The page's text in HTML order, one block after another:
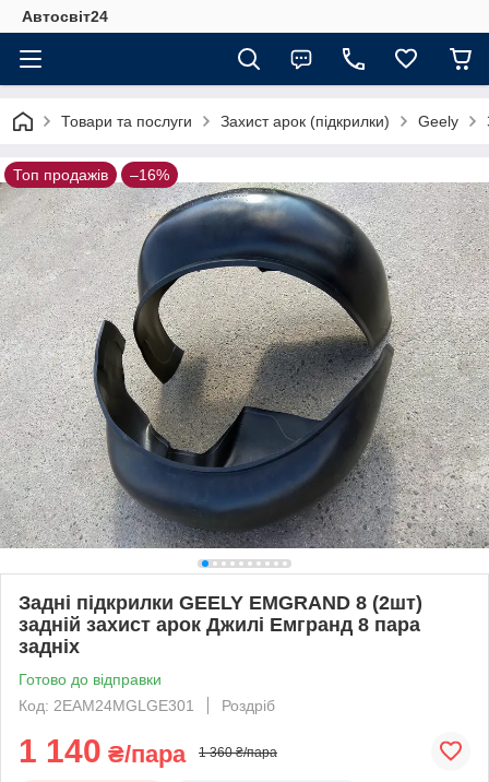
Автосвіт24
Товари та послуги Захист арок (підкрилки) Geely
Топ продажів –16%
Задні підкрилки GEELY EMGRAND 8 (2шт)
задній захист арок Джилі Емгранд 8 пара
задніх
Готово до відправки
Код: 2EAM24MGLGE301
Роздріб
1 140 ₴/пара 1 360 ₴/пара